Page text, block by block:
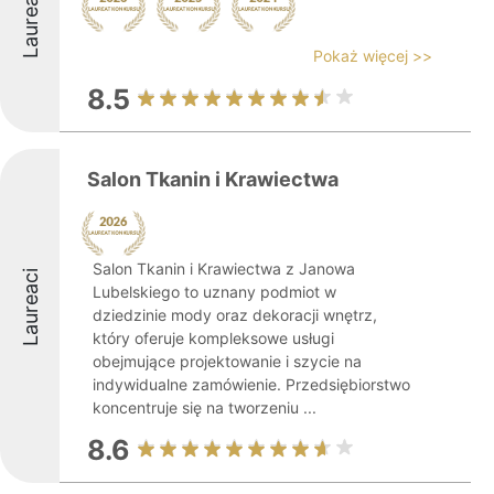
Laureaci Pokaż więcej >>
8.5
Laureaci
Salon Tkanin i Krawiectwa
Salon Tkanin i Krawiectwa z Janowa
Lubelskiego to uznany podmiot w
dziedzinie mody oraz dekoracji wnętrz,
który oferuje kompleksowe usługi
obejmujące projektowanie i szycie na
indywidualne zamówienie. Przedsiębiorstwo
koncentruje się na tworzeniu ...
8.6